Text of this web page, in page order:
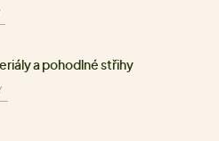
a pohodlné střihy